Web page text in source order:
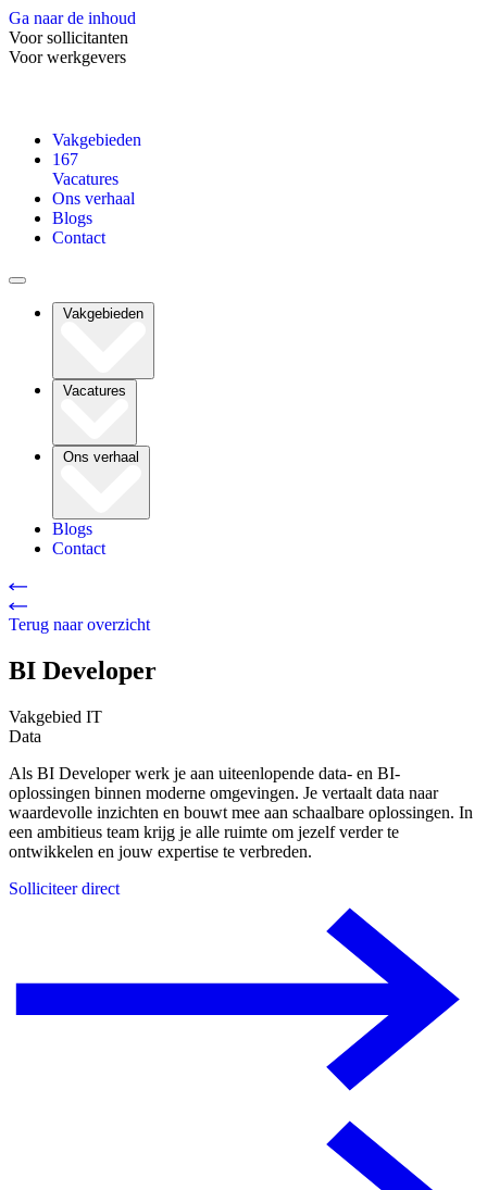
Ga naar de inhoud
Voor sollicitanten
Voor werkgevers
Vakgebieden
167
Vacatures
Ons verhaal
Blogs
Contact
Vakgebieden
Vacatures
Ons verhaal
Blogs
Contact
Terug naar overzicht
BI Developer
Vakgebied IT
Data
Als BI Developer werk je aan uiteenlopende data- en BI-
oplossingen binnen moderne omgevingen. Je vertaalt data naar
waardevolle inzichten en bouwt mee aan schaalbare oplossingen. In
een ambitieus team krijg je alle ruimte om jezelf verder te
ontwikkelen en jouw expertise te verbreden.
Solliciteer direct